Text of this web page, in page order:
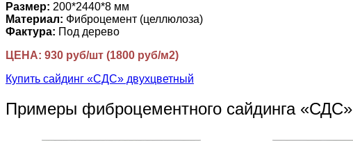
Размер: 200*2440*8 мм
Материал: Фиброцемент (целлюлоза)
Фактура: Под дерево
ЦЕНА: 930 руб/шт (1800 руб/м2)
Купить сайдинг «СДС» двухцветный
Примеры фиброцементного сайдинга «СДС»